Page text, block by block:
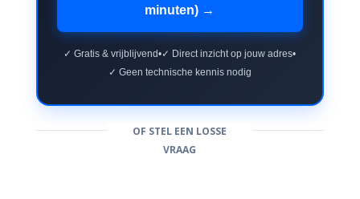
minuten) →
✓ Gratis & vrijblijvend•✓ Direct inzicht op jouw adres•
✓ Geen technische kennis nodig
OF STEL EEN LOSSE
VRAAG